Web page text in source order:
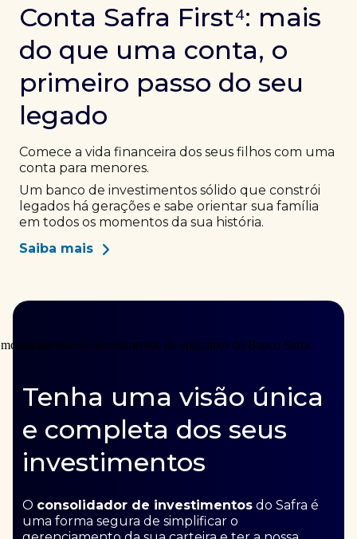
Conta Safra First⁴: mais
do que uma conta, o
primeiro passo do seu
legado
Comece a vida financeira dos seus filhos com uma
conta para menores.
Um banco de investimentos sólido que constrói
legados há gerações e sabe orientar sua família
em todos os momentos da sua história.
Saiba mais
Tenha uma visão única
e completa dos seus
investimentos
O consolidador de investimentos do Safra é
uma forma segura de simplificar o